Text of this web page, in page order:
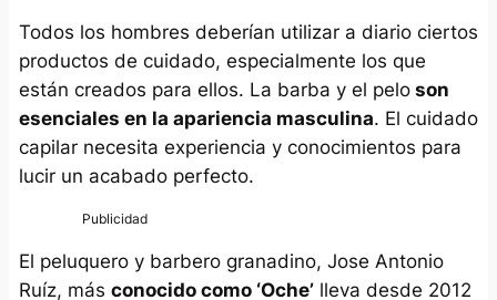
Todos los hombres deberían utilizar a diario ciertos
productos de cuidado, especialmente los que
están creados para ellos. La barba y el peloson
esenciales en la apariencia masculina. El cuidado
capilar necesita experiencia y conocimientos para
lucir un acabado perfecto.
El peluquero y barbero granadino, Jose Antonio
Ruíz, más conocido como ‘Oche’lleva desde 2012